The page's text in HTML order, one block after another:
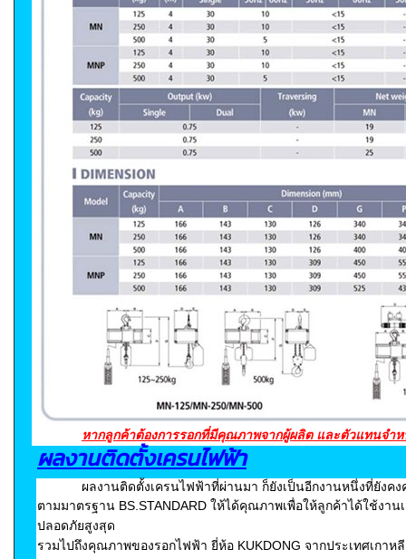
หากลูกค้าต้องการรอกที่มีคุณภาพจากผู้ผลิต และตัวแทนจำ
ผลงานติดตั้งเครนไฟฟ้า
ผลงานติดตั้งเครนไฟฟ้าที่ผ่านมา ก็ยังเป็นอีกงานหนึ่งที่ยังคง
ตามมาตรฐาน BS.STANDARD ให้ได้คุณภาพเพื่อให้ลูกค้าได้ใช้งา
ปลอดภัยสูงสุด
รวมไปถึงคุณภาพของรอกไฟฟ้า ยี่ห้อ KUKDONG จากประเทศเกา